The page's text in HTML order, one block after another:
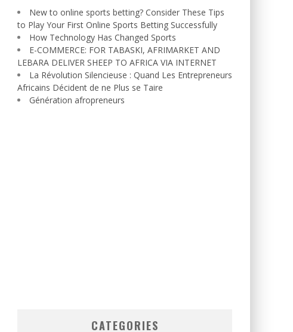
New to online sports betting? Consider These Tips
to Play Your First Online Sports Betting Successfully
How Technology Has Changed Sports
E-COMMERCE: FOR TABASKI, AFRIMARKET AND
LEBARA DELIVER SHEEP TO AFRICA VIA INTERNET
La Révolution Silencieuse : Quand Les Entrepreneurs
Africains Décident de ne Plus se Taire
Génération afropreneurs
CATEGORIES